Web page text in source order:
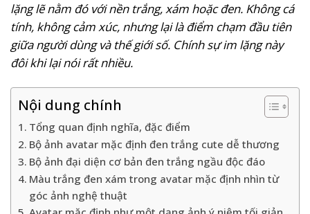
lặng lẽ nằm đó với nền trắng, xám hoặc đen. Không cá
tính, không cảm xúc, nhưng lại là điểm chạm đầu tiên
giữa người dùng và thế giới số. Chính sự im lặng này
đôi khi lại nói rất nhiều.
Nội dung chính
Tổng quan định nghĩa, đặc điểm
Bộ ảnh avatar mặc định đen trắng cute dễ thương
Bộ ảnh đại diện cơ bản đen trắng ngầu độc đáo
Màu trắng đen xám trong avatar mặc định nhìn từ
góc ảnh nghệ thuật